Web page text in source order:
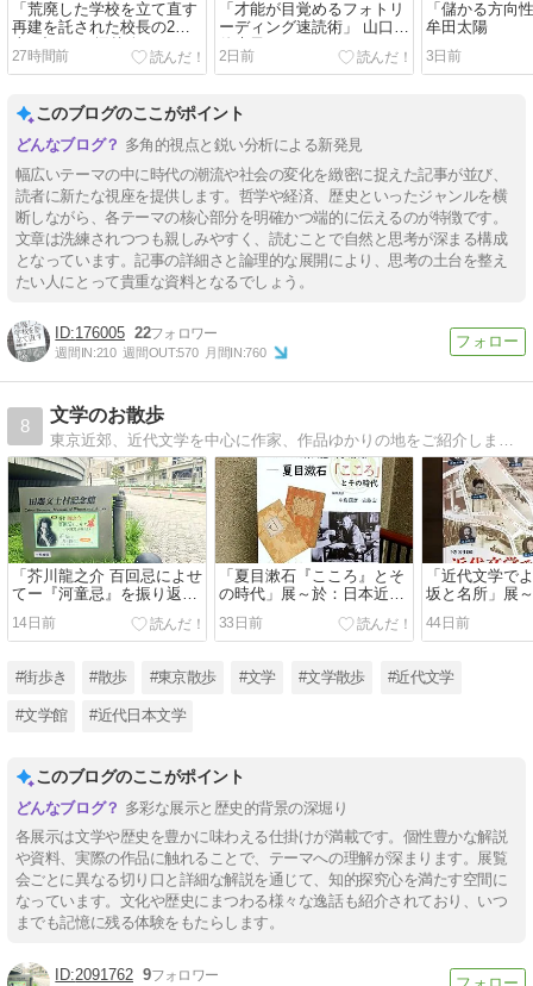
「荒廃した学校を立て直す
再建を託された校長の2年
半の記録」 堀越 勉
27時間前
「才能が目覚めるフォトリ
ーディング速読術」 山口
佐貴子
2日前
「儲かる方向
牟田太陽
3日前
このブログのここがポイント
多角的視点と鋭い分析による新発見
幅広いテーマの中に時代の潮流や社会の変化を緻密に捉えた記事が並び、
読者に新たな視座を提供します。哲学や経済、歴史といったジャンルを横
断しながら、各テーマの核心部分を明確かつ端的に伝えるのが特徴です。
文章は洗練されつつも親しみやすく、読むことで自然と思考が深まる構成
となっています。記事の詳細さと論理的な展開により、思考の土台を整え
たい人にとって貴重な資料となるでしょう。
176005 22
週間IN:210 週間OUT:570 月間IN:760
8
文学のお散歩
東京近郊、近代文学を中心に作家、作品ゆかりの地をご紹介します。
「芥川龍之介 百回忌によせ
てー『河童忌』を振り返る
ー」展～於：田端文士村記
念館
14日前
「夏目漱石『こころ』とそ
の時代」展～於：日本近代
文学館
33日前
「近代文学で
坂と名所」展
記念館
44日前
#街歩き #散歩 #東京散歩 #文学 #文学散歩 #近代文学
#文学館 #近代日本文学
このブログのここがポイント
多彩な展示と歴史的背景の深堀り
各展示は文学や歴史を豊かに味わえる仕掛けが満載です。個性豊かな解説
や資料、実際の作品に触れることで、テーマへの理解が深まります。展覧
会ごとに異なる切り口と詳細な解説を通じて、知的探究心を満たす空間に
なっています。文化や歴史にまつわる様々な逸話も紹介されており、いつ
までも記憶に残る体験をもたらします。
2091762 9